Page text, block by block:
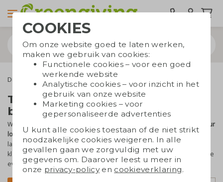
Duurzame tassen Full colour bedrukbare tassen
Tassen met full colour
bedrukking
Wil je een foto laten bedrukken op een tas? Of heb je een
full colour
logo of tekst? Bij Greengiving kun je deze op eenduurzame tas
laten bedrukken. Of het nu katoenen of papieren tassen zijn, alle
kleuren komen erhaarscherpop. Heb je nog vragen of wil je dat we
even meedenken? Neem contact op met onze verkoopspecialist!
COOKIES
Om onze website goed te laten werken,
maken we gebruik van cookies:
Functionele cookies – voor een goed
werkende website
Analytische cookies – voor inzicht in het
gebruik van onze website
Marketing cookies – voor
gepersonaliseerde advertenties
U kunt alle cookies toestaan of de niet strikt
noodzakelijke cookies weigeren. In alle
gevallen gaan we zorgvuldig met uw
gegevens om. Daarover leest u meer in
onze privacy-policyen cookieverklaring.